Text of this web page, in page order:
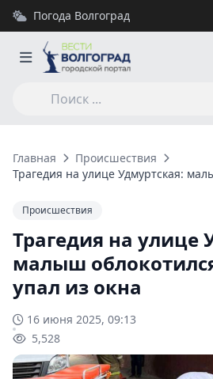
Погода Волгоград
Главная
Происшествия
Трагедия на улице Удмуртская:
Происшествия
Трагедия на улице
малыш
упал из окна
16 июня 2025, 09:13
5,528